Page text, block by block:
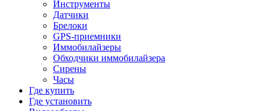
Инструменты
Датчики
Брелоки
GPS-приемники
Иммобилайзеры
Обходчики иммобилайзера
Сирены
Часы
Где купить
Где установить